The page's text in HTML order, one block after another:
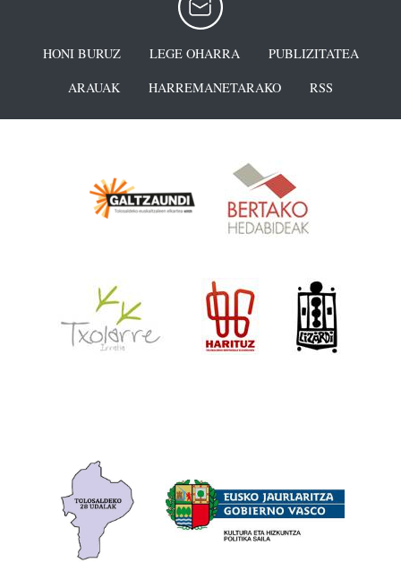
HONI BURUZ LEGE OHARRA
PUBLIZITATEA
ARAUAK
HARREMANETARAKO RSS